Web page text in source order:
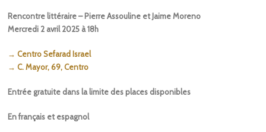
Rencontre littéraire – Pierre Assouline et Jaime Moreno
Mercredi 2 avril 2025 à 18h
→ Centro Sefarad Israel
→ C. Mayor, 69, Centro
Entrée gratuite dans la limite des places disponibles
En français et espagnol